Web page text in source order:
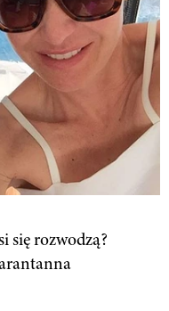
się rozwodzą?